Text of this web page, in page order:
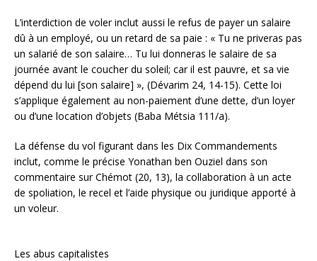
L’interdiction de voler inclut aussi le refus de payer un salaire
dû à un employé, ou un retard de sa paie : « Tu ne priveras pas
un salarié de son salaire… Tu lui donneras le salaire de sa
journée avant le coucher du soleil; car il est pauvre, et sa vie
dépend du lui [son salaire] », (Dévarim 24, 14-15). Cette loi
s’applique également au non-paiement d’une dette, d’un loyer
ou d’une location d’objets (Baba Métsia 111/a).
La défense du vol figurant dans les Dix Commandements
inclut, comme le précise Yonathan ben Ouziel dans son
commentaire sur Chémot (20, 13), la collaboration à un acte
de spoliation, le recel et l’aide physique ou juridique apporté à
un voleur.
Les abus capitalistes